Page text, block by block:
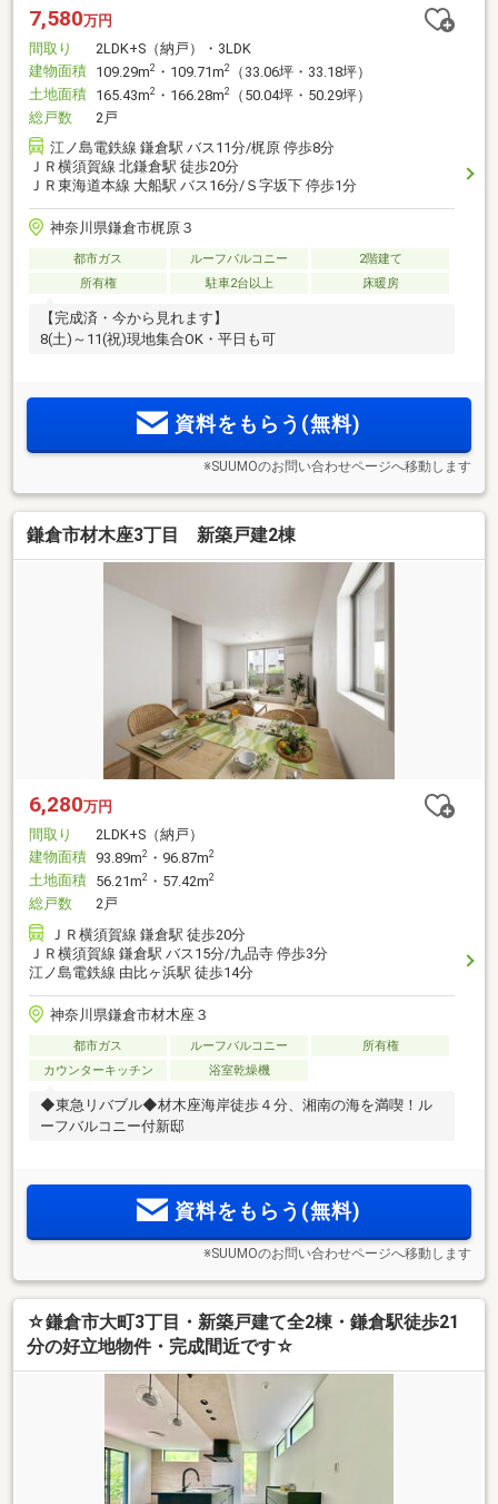
7,580万円
間取り
2LDK+S（納戸）・3LDK
建物面積 109.29m2 ・109.71m2
（33.06坪・33.18坪）
土地面積 165.43m2 ・166.28m2
（50.04坪・50.29坪）
総戸数
2戸
江ノ島電鉄線 鎌倉駅 バス11分/梶原 停歩8分
ＪＲ横須賀線 北鎌倉駅 徒歩20分
ＪＲ東海道本線 大船駅 バス16分/Ｓ字坂下 停歩1分
神奈川県鎌倉市梶原３
都市ガス ルーフバルコニー
2階建て
所有権
駐車2台以上 床暖房
【完成済・今から見れます】
8(土)～11(祝)現地集合OK・平日も可
資料をもらう(無料)
※SUUMOのお問い合わせページへ移動します
鎌倉市材木座3丁目 新築戸建2棟
6,280万円
間取り
2LDK+S（納戸）
建物面積 93.89m2 ・96.87m2
土地面積 56.21m2 ・57.42m2
総戸数
2戸
ＪＲ横須賀線 鎌倉駅 徒歩20分
ＪＲ横須賀線 鎌倉駅 バス15分/九品寺 停歩3分
江ノ島電鉄線 由比ヶ浜駅 徒歩14分
神奈川県鎌倉市材木座３
都市ガス ルーフバルコニー
所有権
カウンターキッチン
浴室乾燥機
◆東急リバブル◆材木座海岸徒歩４分、湘南の海を満喫！ル
ーフバルコニー付新邸
資料をもらう(無料)
※SUUMOのお問い合わせページへ移動します
☆鎌倉市大町3丁目・新築戸建て全2棟・鎌倉駅徒歩21
分の好立地物件・完成間近です☆